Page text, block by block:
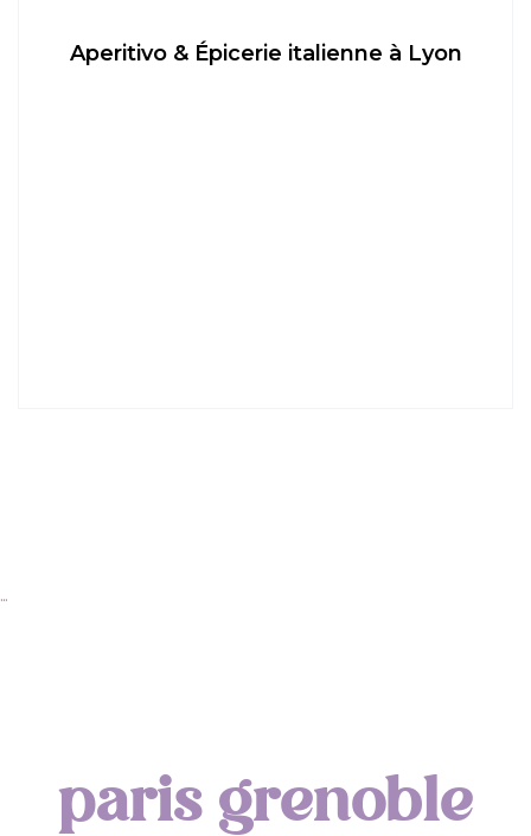
Aperitivo & Épicerie italienne à Lyon
…
paris grenoble